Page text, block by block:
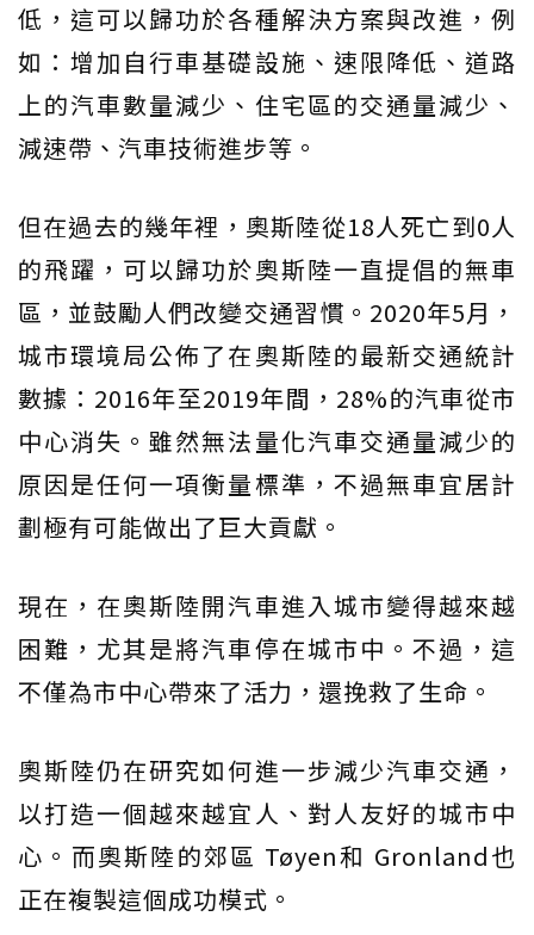
低，這可以歸功於各種解決方案與改進，例
如：增加自行車基礎設施、速限降低、道路
上的汽車數量減少、住宅區的交通量減少、
減速帶、汽車技術進步等。
但在過去的幾年裡，奧斯陸從18人死亡到0人
的飛躍，可以歸功於奧斯陸一直提倡的無車
區，並鼓勵人們改變交通習慣。2020年5月，
城市環境局公佈了在奧斯陸的最新交通統計
數據：2016年至2019年間，28%的汽車從市
中心消失。雖然無法量化汽車交通量減少的
原因是任何一項衡量標準，不過無車宜居計
劃極有可能做出了巨大貢獻。
現在，在奧斯陸開汽車進入城市變得越來越
困難，尤其是將汽車停在城市中。不過，這
不僅為市中心帶來了活力，還挽救了生命。
奧斯陸仍在研究如何進一步減少汽車交通，
以打造一個越來越宜人、對人友好的城市中
心。而奧斯陸的郊區 Tøyen和 Gronland也
正在複製這個成功模式。